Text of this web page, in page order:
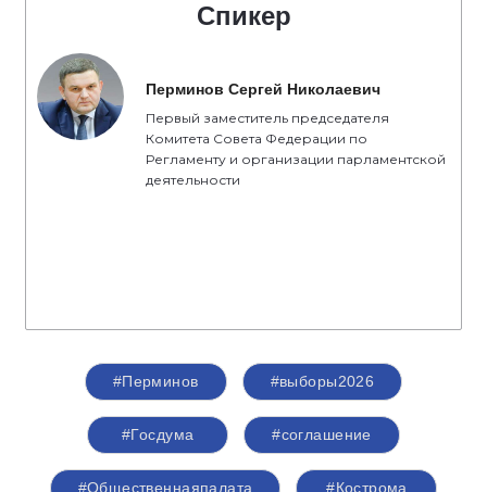
Спикер
Перминов Сергей Николаевич
Первый заместитель председателя
Комитета Совета Федерации по
Регламенту и организации парламентской
деятельности
#Перминов #выборы2026
#Госдума #соглашение
#Общественнаяпалата #Кострома